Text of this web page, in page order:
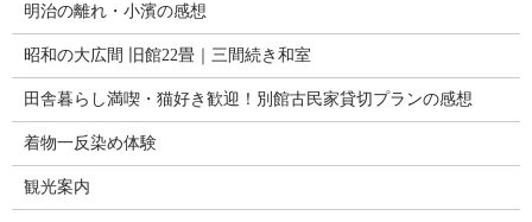
明治の離れ・小濱の感想
昭和の大広間 旧館22畳｜三間続き和室
田舎暮らし満喫・猫好き歓迎！別館古民家貸切プランの感想
着物一反染め体験
観光案内